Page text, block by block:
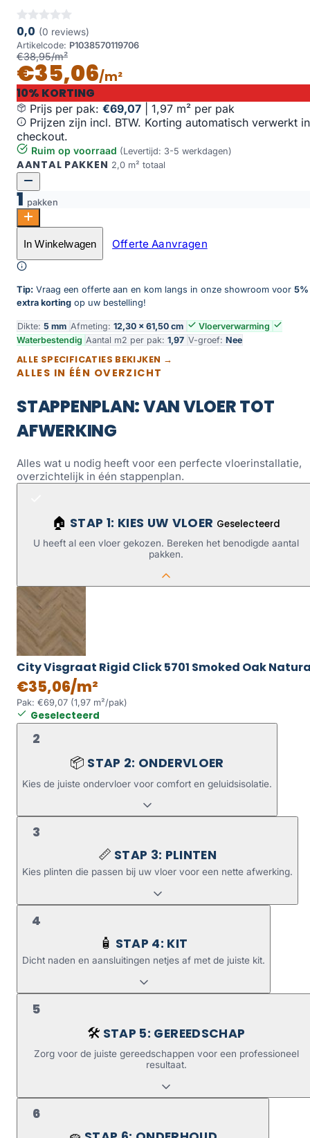
0,0 (0 reviews)
Artikelcode: P1038570119706
€38,95/m²
€35,06/m²
10% KORTING
Prijs per pak: €69,07
1,97 m² per pak
Prijzen zijn incl. BTW. Korting automatisch verwerkt in
checkout.
Ruim op voorraad (Levertijd: 3-5 werkdagen)
AANTAL PAKKEN 2,0 m² totaal
1 pakken
City Visgraat Rigid Click 5701 Smoked Oak Natural
Toevoegen aan winkelwagen
In Winkelwagen Offerte Aanvragen
Tip: Vraag een offerte aan en kom langs in onze showroom voor 5%
extra korting op uw bestelling!
Dikte: 5 mm Afmeting: 12,30 × 61,50 cm
Vloerverwarming
Waterbestendig Aantal m2 per pak: 1,97 V-groef: Nee
ALLE SPECIFICATIES BEKIJKEN →
ALLES IN ÉÉN OVERZICHT
STAPPENPLAN: VAN VLOER TOT
AFWERKING
Alles wat u nodig heeft voor een perfecte vloerinstallatie,
overzichtelijk in één stappenplan.
🏠 STAP 1: KIES UW VLOER Geselecteerd
U heeft al een vloer gekozen. Bereken het benodigde aantal
pakken.
City Visgraat Rigid Click 5701 Smoked Oak
€35,06/m²
Pak: €69,07 (1,97 m²/pak)
Geselecteerd
2
📦 STAP 2: ONDERVLOER
Kies de juiste ondervloer voor comfort en geluidsisolatie.
3
📏 STAP 3: PLINTEN
Kies plinten die passen bij uw vloer voor een nette afwerking.
4
🧴 STAP 4: KIT
Dicht naden en aansluitingen netjes af met de juiste kit.
5
🛠️ STAP 5: GEREEDSCHAP
Zorg voor de juiste gereedschappen voor een professioneel
resultaat.
6